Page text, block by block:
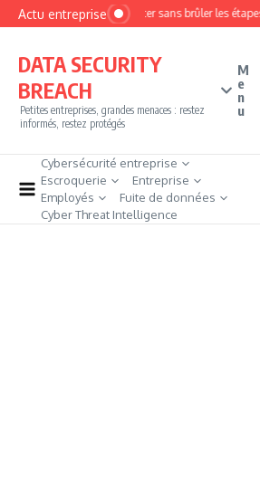
Aller au contenu
Actu entreprise
Comment devenir pentester sans brûler les étapes
DATA SECURITY
BREACH
Petites entreprises, grandes menaces : restez
informés, restez protégés
M
e
n
u
Cybersécurité entreprise
Escroquerie
Entreprise
Employés
Fuite de données
Cyber Threat Intelligence